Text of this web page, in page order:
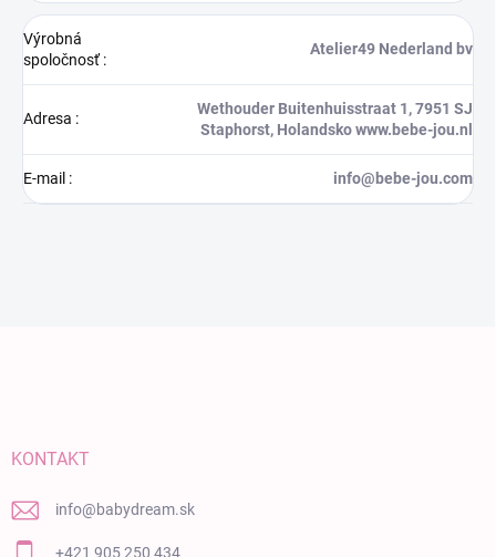
Výrobná
spoločnosť:
Atelier49 Nederland bv
Adresa :
Wethouder Buitenhuisstraat 1, 7951 SJ
Staphorst, Holandsko www.bebe-jou.nl
E-mail : info@bebe-jou.com
KONTAKT
info@babydream.sk
+421 905 250 434